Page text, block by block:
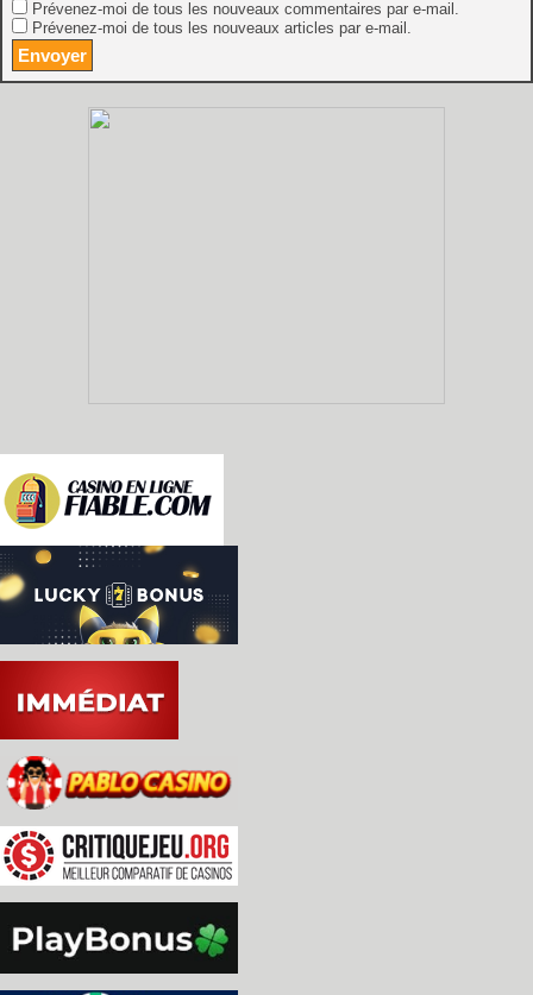
Prévenez-moi de tous les nouveaux commentaires par e-mail.
Prévenez-moi de tous les nouveaux articles par e-mail.